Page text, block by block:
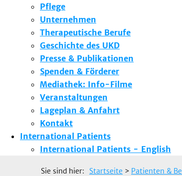
Pflege
Unternehmen
Therapeutische Berufe
Geschichte des UKD
Presse & Publikationen
Spenden & Förderer
Mediathek: Info-Filme
Veranstaltungen
Lageplan & Anfahrt
Kontakt
International Patients
International Patients - English
Sie sind hier: Startseite > Patienten &